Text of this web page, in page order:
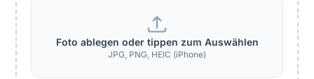
Foto ablegen oder tippen zum Auswählen
JPG, PNG, HEIC (iPhone)